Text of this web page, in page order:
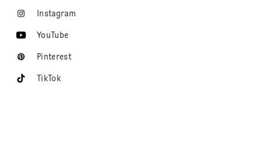
Instagram
YouTube
Pinterest
TikTok